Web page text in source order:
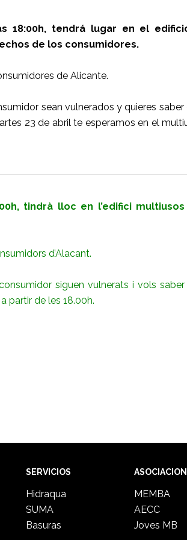
18:00h, tendrá lugar en el
de los consumidores.
de Alicante.
sean vulnerados y quieres saber
23 de abril te esperamos en el
tindrà lloc en l’edifici
d’Alacant.
siguen vulnerats i vols
partir de les 18.00h.
SERVICIOS
Hidraqua
SUMA
Basuras
MEMBA
AECC
Joves MB